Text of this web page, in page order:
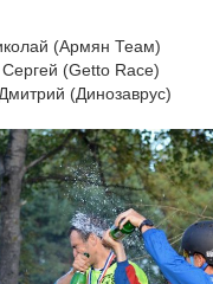
(Армян Теам)
(Getto Race)
(Динозаврус)